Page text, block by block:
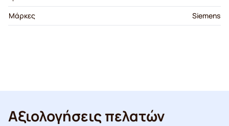
Μάρκες
Siemens
Αξιολογήσεις πελατών